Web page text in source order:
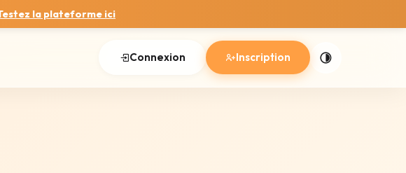
la plateforme ici
Connexion Inscription